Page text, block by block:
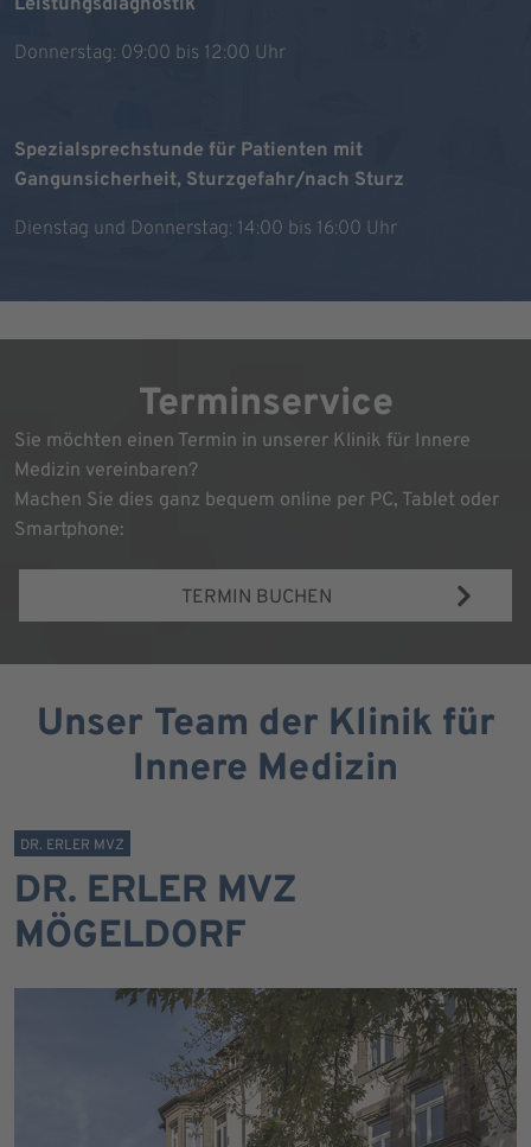
Donnerstag: 09:00 bis 12:00 Uhr
Spezialsprechstunde für Patienten mit
Gangunsicherheit, Sturzgefahr/nach Sturz
Dienstag und Donnerstag: 14:00 bis 16:00 Uhr
Terminservice
Sie möchten einen Termin in unserer Klinik für Innere
Medizin vereinbaren?
Machen Sie dies ganz bequem online per PC, Tablet oder
Smartphone:
TERMIN BUCHEN
Unser Team der Klinik für
Innere Medizin
DR. ERLER MVZ
DR. ERLER MVZ
MÖGELDORF